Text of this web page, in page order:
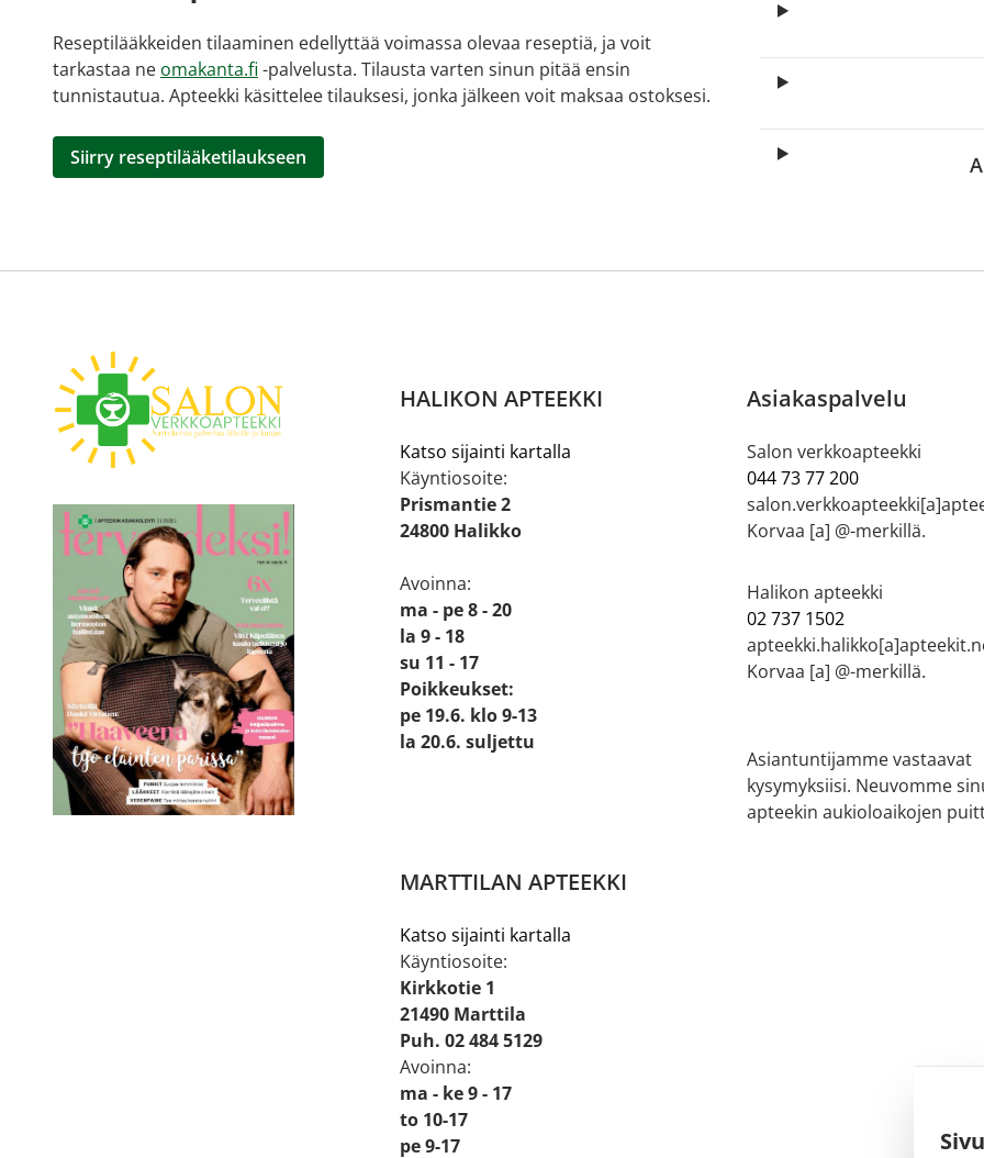
Reseptilääkkeiden tilaaminen edellyttää voimassa olevaa reseptiä, ja voit
tarkastaa ne omakanta.fi -palvelusta. Tilausta varten sinun pitää ensin
tunnistautua. Apteekki käsittelee tilauksesi, jonka jälkeen voit maksaa ostoksesi.
Siirry reseptilääketilaukseen
HALIKON APTEEKKI
Katso sijainti kartalla
Käyntiosoite:
Prismantie 2
24800 Halikko
Avoinna:
ma - pe 8 - 20
la 9 - 18
su 11 - 17
Poikkeukset:
pe 19.6. klo 9-13
la 20.6. suljettu
MARTTILAN APTEEKKI
Katso sijainti kartalla
Käyntiosoite:
Kirkkotie 1
21490 Marttila
Puh. 02 484 5129
Avoinna:
ma - ke 9 - 17
to 10-17
pe 9-17
Asiakaspalvelu
Salon verkkoapteekki
044 73 77 200
Korvaa [a] @-merkillä.
Halikon apteekki
02 737 1502
Korvaa [a] @-merkillä.
Asiantuntijamme vastaavat
kysymyksiisi. Neuvomme
apteekin aukioloaikojen